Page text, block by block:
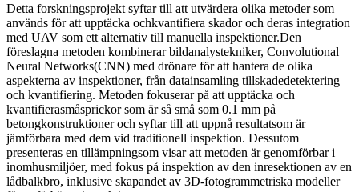
Detta forskningsprojekt syftar till att utvärdera olika metoder som
används för att upptäcka ochkvantifiera skador och deras integration
med UAV som ett alternativ till manuella inspektioner.Den
föreslagna metoden kombinerar bildanalystekniker, Convolutional
Neural Networks(CNN) med drönare för att hantera de olika
aspekterna av inspektioner, från datainsamling tillskadedetektering
och kvantifiering. Metoden fokuserar på att upptäcka och
kvantifierasmåsprickor som är så små som 0.1 mm på
betongkonstruktioner och syftar till att uppnå resultatsom är
jämförbara med dem vid traditionell inspektion. Dessutom
presenteras en tillämpningsom visar att metoden är genomförbar i
inomhusmiljöer, med fokus på inspektion av den inresektionen av en
lådbalkbro, inklusive skapandet av 3D-fotogrammetriska modeller